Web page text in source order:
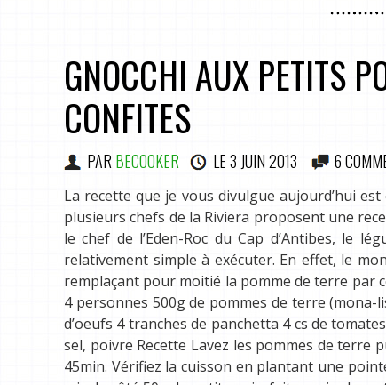
GNOCCHI AUX PETITS
CONFITES
PAR BECOOKER LE3 JUIN 2013 6
La recette que je vous divulgue aujourd’hui
plusieurs chefs de la Riviera proposent une
le chef de l’Eden-Roc du Cap d’Antibes, le
relativement simple à exécuter. En effet, le
remplaçant pour moitié la pomme de terre par
4 personnes 500g de pommes de terre
d’oeufs 4 tranches de panchetta 4 cs de
sel, poivre Recette Lavez les pommes de terre
45min. Vérifiez la cuisson en plantant une